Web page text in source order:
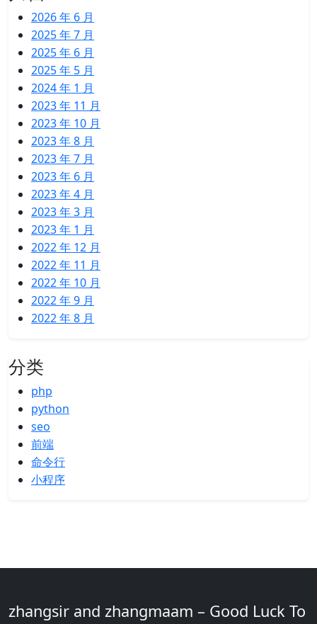
2026 年 6 月
2025 年 7 月
2025 年 6 月
2025 年 5 月
2024 年 1 月
2023 年 11 月
2023 年 10 月
2023 年 8 月
2023 年 7 月
2023 年 6 月
2023 年 4 月
2023 年 3 月
2023 年 1 月
2022 年 12 月
2022 年 11 月
2022 年 10 月
2022 年 9 月
2022 年 8 月
分类
php
python
seo
前端
命令行
小程序
zhangsir and zhangmaam – Good Luck To